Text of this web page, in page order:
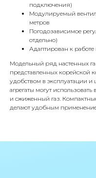
подключения)
Модулируемый
метров
Погодозависимое
отдельно)
Адаптирован к
Модельный ряд настенных
представленных корейской
удобством в эксплуатации
агрегаты могут
и сжиженный газ.
делают удобным
Адрес
Г.Москва
71/22к2
Пн-вс с 9:00 до 18:00
Телефон
8 495 233-79-79
8 985 233-79-79